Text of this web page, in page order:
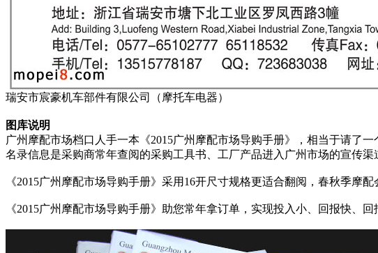
瑞安市宸豪机车部件有限公司（摩托车电器）
图库说明
广州摩配市场档口人手一本《2015广州摩配市场导购手册》，相当于请了
名录信息是采购商常年查阅的采购工具书、工厂产品进入广州市场的宣传渠
《2015广州摩配市场导购手册》采用16开尺寸规格更适合翻阅，春秋季摩配
《2015广州摩配市场导购手册》助您常年拿订单，实现投入小、回报快、回